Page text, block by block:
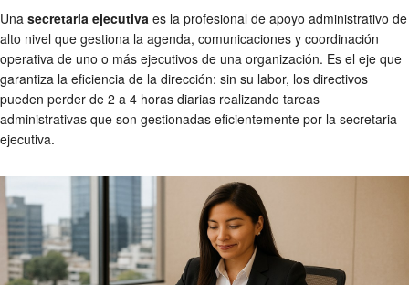
Una secretaria ejecutiva es la profesional de apoyo administrativo de
alto nivel que gestiona la agenda, comunicaciones y coordinación
operativa de uno o más ejecutivos de una organización. Es el eje que
garantiza la eficiencia de la dirección: sin su labor, los directivos
pueden perder de 2 a 4 horas diarias realizando tareas
administrativas que son gestionadas eficientemente por la secretaria
ejecutiva.